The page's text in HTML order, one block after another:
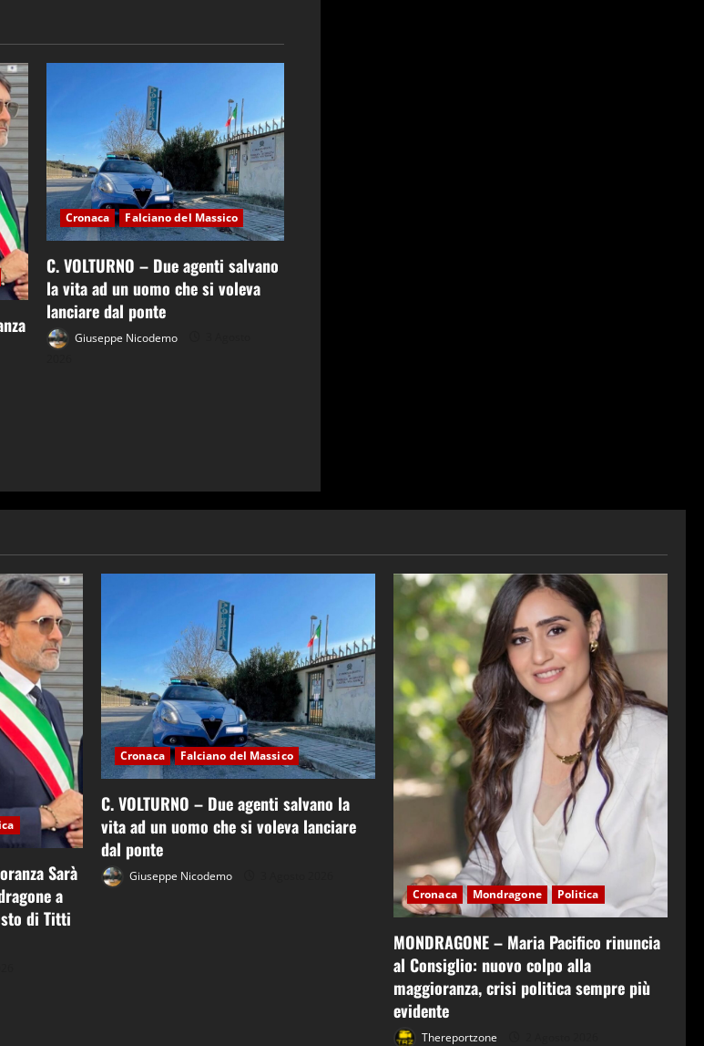
Cronaca Falciano del Massico
C. VOLTURNO – Due agenti salvano
la vita ad un uomo che si voleva
lanciare dal ponte
Giuseppe Nicodemo
Sarà
a
di Titti
Cronaca Falciano del Massico
C. VOLTURNO – Due agenti salvano la
vita ad un uomo che si voleva lanciare
dal ponte
Giuseppe Nicodemo
Cronaca
Mondragone Politica
MONDRAGONE – Maria Pacifico rinuncia
al Consiglio: nuovo colpo alla
maggioranza, crisi politica sempre più
evidente
Thereportzone